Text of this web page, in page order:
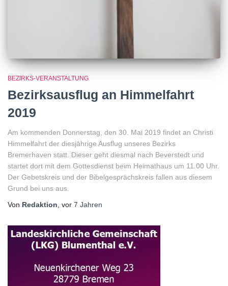
BEZIRKS-VERANSTALTUNG
Bezirksausflug an Himmelfahrt
2019
Am kommenden Donnerstag, den 30. Mai 2019 findet an Christi
Himmelfahrt der diesjährige Ausflug unseres Bezirks
Bremerhaven statt. Dieser geht diesmal nach Beverstedt und
startet dort mit dem Gottesdienst beim Heimathaus um 11.00 Uhr.
Der Gebetskreis und der Bibelgesprächskreis fallen aus diesem
Grund bei uns aus.
Von Redaktion, vor 7 Jahren